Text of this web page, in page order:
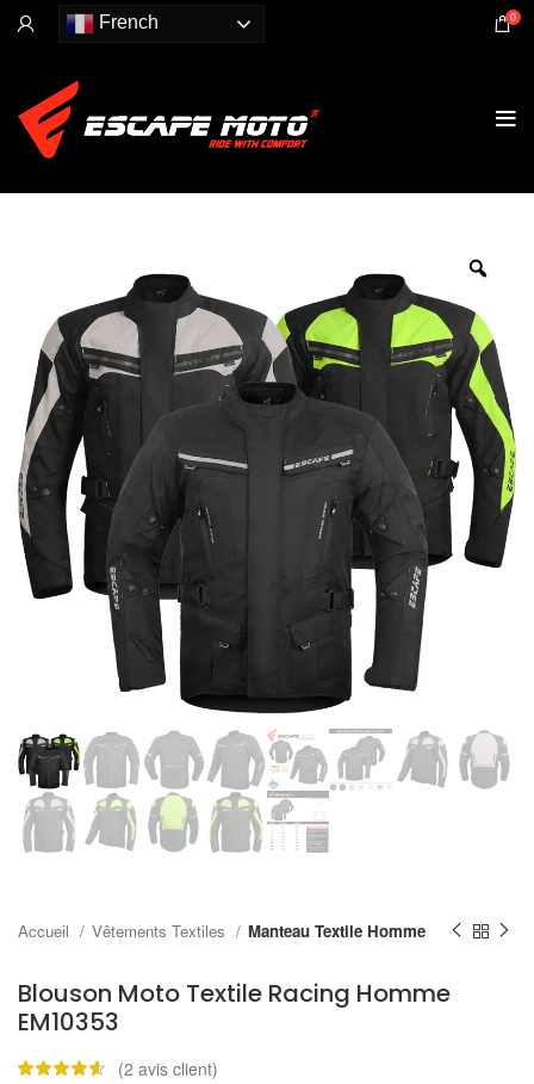
French 0
Accueil Vêtements Textiles Manteau Textile Homme
Blouson Moto Textile Racing Homme
EM10353
(2 avis client)